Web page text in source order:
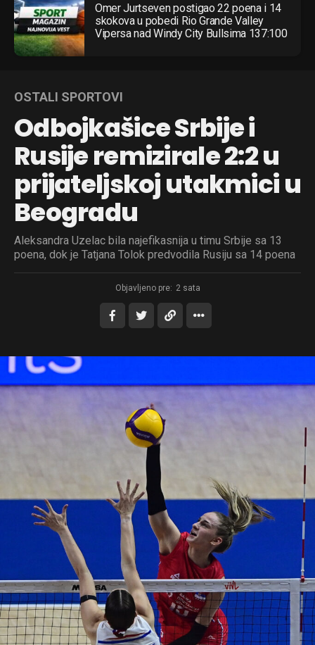
Omer Jurtseven postigao 22 poena i 14
skokova u pobedi Rio Grande Valley
Vipersa nad Windy City Bullsima 137:100
OSTALI SPORTOVI
Odbojkašice Srbije i
Rusije remizirale 2:2 u
prijateljskoj utakmici u
Beogradu
Aleksandra Uzelac bila najefikasnija u timu Srbije sa 13
poena, dok je Tatjana Tolok predvodila Rusiju sa 14 poena
Objavljeno pre: 2 sata